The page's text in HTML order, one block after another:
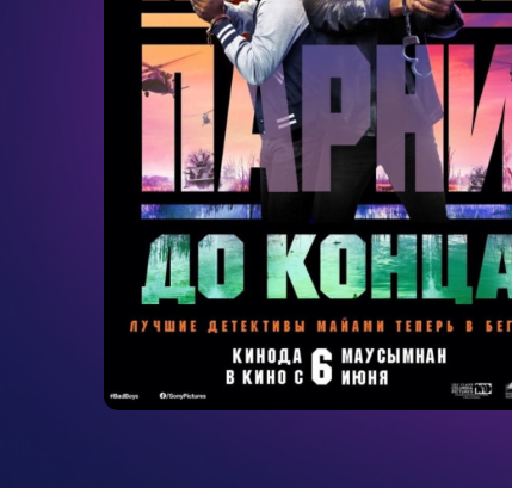
боевик
1ч. 50мин.
16+